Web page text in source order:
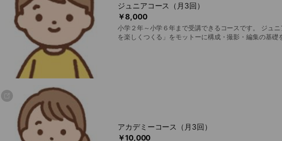
SNSや動画が当たり前の時代だからこそ、“伝えるチカラ”を楽しく学べる場所を、体験
2025年9月より、18歳以上を対象にした動画コミュニティサークル「V-Lounge」（ブ
講。月額3,000円で月2回参加できます。お申し込みはLINEメンバーシップから！
￥8,000
ジュニアコース（月3回）
小学２年～小学６年まで受講できるコースです。 ジュ
を楽しくつくる」をモットーに構成・撮影・編集の基礎を
￥10,000
アカデミーコース（月3回）